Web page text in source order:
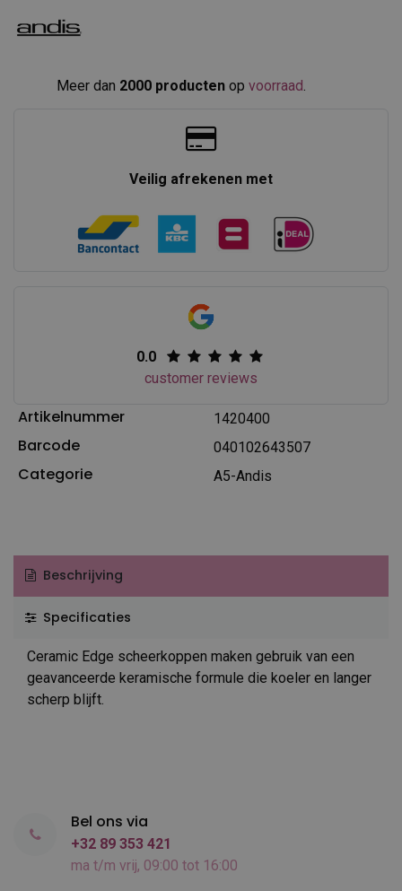
Meer dan 2000 producten op voorraad.​
Veilig afrekenen met
0.0
customer reviews
Artikelnummer 1420400
Barcode 040102643507
Categorie A5-Andis
Beschrijving
Specificaties
Ceramic Edge scheerkoppen maken gebruik van een
geavanceerde keramische formule die koeler en langer
scherp blijft.
Bel ons via
+32 89 353 421
ma t/m vrij, 09:00 tot 16:00